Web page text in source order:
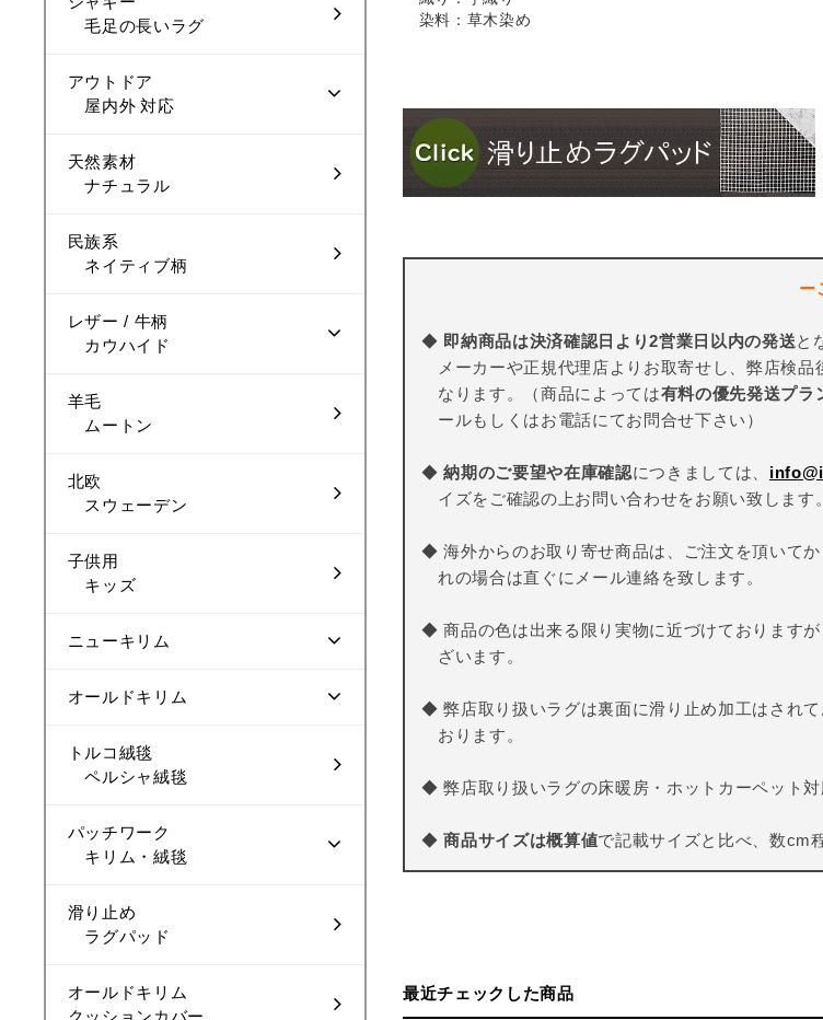
染料：草木染め
ー
◆ 即納商品は決済確認日より2営業日以内の発送と
メーカーや正規代理店よりお取寄せし、弊店検品
なります。（商品によっては有料の優先発送プラ
ールもしくはお電話にてお問合せ下さい）
◆納期のご要望や在庫確認につきましては、
イズをご確認の上お問い合わせをお願い致します
◆ 海外からのお取り寄せ商品は、ご注文を頂いて
れの場合は直ぐにメール連絡を致します。
◆ 商品の色は出来る限り実物に近づけております
ざいます。
◆ 弊店取り扱いラグは裏面に滑り止め加工はされ
おります。
◆ 弊店取り扱いラグの床暖房・ホットカーペット対
◆商品サイズは概算値で記載サイズと比べ、数cm
最近チェックした商品
毛足の長いラグ
アウトドア
屋内外 対応
天然素材
ナチュラル
民族系
ネイティブ柄
レザー / 牛柄
カウハイド
羊毛
ムートン
北欧
スウェーデン
子供用
キッズ
ニューキリム
オールドキリム
トルコ絨毯
ペルシャ絨毯
パッチワーク
キリム・絨毯
滑り止め
ラグパッド
オールドキリム